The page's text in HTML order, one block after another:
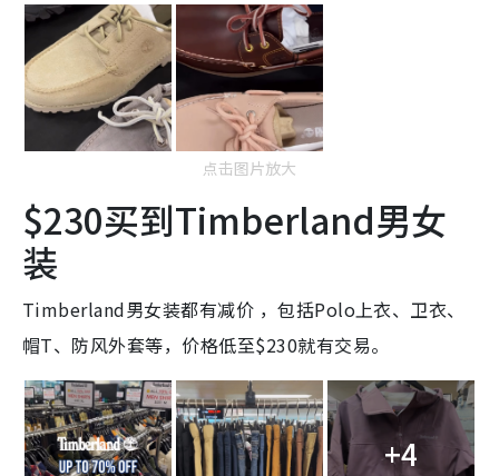
点击图片放大
$230买到Timberland男女
装
Timberland男女装都有减价 ，包括Polo上衣、卫衣、
帽T、防风外套等，价格低至$230就有交易。
+4